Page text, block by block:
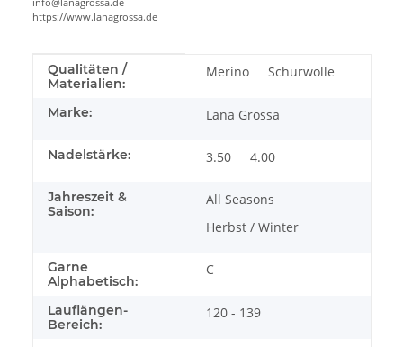
https://www.lanagrossa.de
Produkteigenschaft
Wert
Qualitäten /
Materialien:
Merino Schurwolle
Marke: Lana Grossa
Nadelstärke: 3.50 4.00
Jahreszeit &
Saison:
All Seasons
Herbst / Winter
Garne
Alphabetisch:
C
Lauflängen-
Bereich:
120 - 139